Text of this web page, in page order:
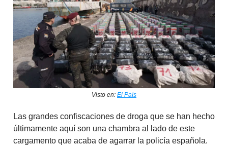
Visto en: El País
Las grandes confiscaciones de droga que se han hecho
últimamente aquí son una chambra al lado de este
cargamento que acaba de agarrar la policía española.